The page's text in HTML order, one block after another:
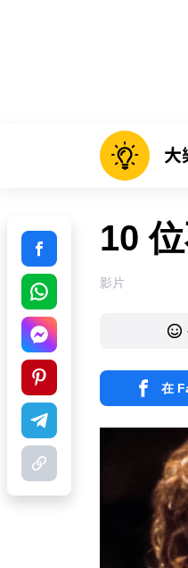
10
影片
在